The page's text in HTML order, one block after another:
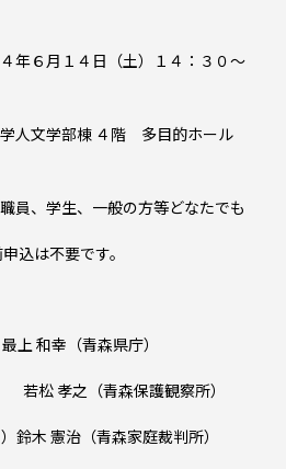
年６月１４日（土）１４：３０～
人文学部棟 ４階 多目的ホール
員、学生、一般の方等どなたでも
込は不要です。
上 和幸（青森県庁）
若松 孝之（青森保護観察所）
）鈴木 憲治（青森家庭裁判所）